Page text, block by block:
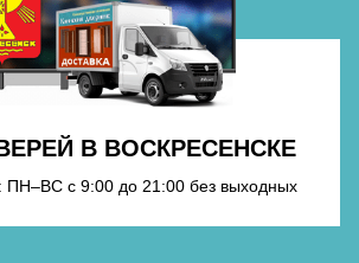
В ВОСКРЕСЕНСКЕ
с 9:00 до 21:00 без выходных